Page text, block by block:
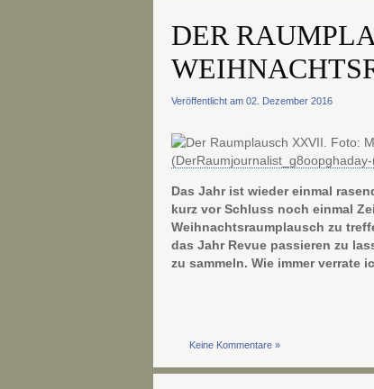
DER
Veröffentlicht am 02. Dezember 2016
Das Jahr ist wieder einmal
kurz vor Schluss noch einmal
Weihnachtsraumplausch zu
das Jahr Revue passieren zu
zu sammeln. Wie immer verrate
Keine Kommentare »